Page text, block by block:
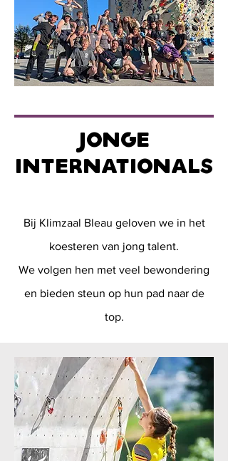
jONGE
INTERNATIONALS
Bij Klimzaal Bleau geloven we in het
koesteren van jong talent.
We volgen hen met veel bewondering
en bieden steun op hun pad naar de
top.